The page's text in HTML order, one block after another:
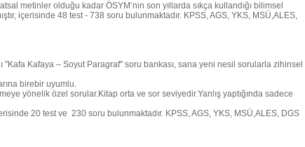
metinler olduğu kadar ÖSYM’nin son yıllarda sıkça kullandığı bilimsel
içerisinde 48 test - 738 soru bulunmaktadır. KPSS, AGS, YKS, MSÜ,ALES,
"Kafa Kafaya – Soyut Paragraf" soru bankası, sana yeni nesil sorularla zihinsel
birebir uyumlu.
yönelik özel sorular.Kitap orta ve sor seviyedir.Yanlış yaptığında sadece
20 test ve 230 soru bulunmaktadır. KPSS, AGS, YKS, MSÜ,ALES, DGS